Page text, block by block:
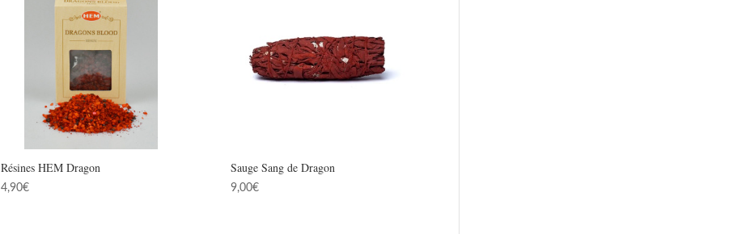
Résines HEM Dragon
4,90€
Sauge Sang de Dragon
9,00€